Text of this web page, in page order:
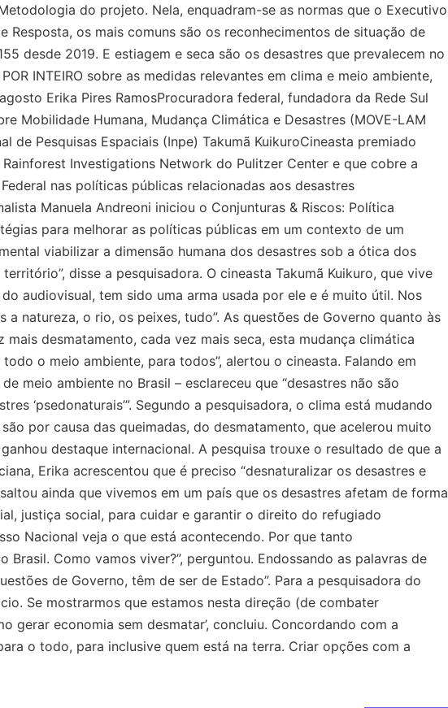
do projeto. Nela, enquadram-se as normas que o Executivo
os mais comuns são os reconhecimentos de situação de
desde 2019. E estiagem e seca são os desastres que prevalecem no
INTEIRO sobre as medidas relevantes em clima e meio ambiente,
Erika Pires RamosProcuradora federal, fundadora da Rede Sul
Mobilidade Humana, Mudança Climática e Desastres (MOVE-LAM
Pesquisas Espaciais (Inpe) Takumã KuikuroCineasta premiado
Investigations Network do Pulitzer Center e que cobre a
nas políticas públicas relacionadas aos desastres
Manuela Andreoni iniciou o Conjunturas & Riscos: Política
para melhorar as políticas públicas em um contexto de um
viabilizar a dimensão humana dos desastres sob a ótica dos
disse a pesquisadora. O cineasta Takumã Kuikuro, que vive
audiovisual, tem sido uma arma usada por ele e é muito útil. Nos
natureza, o rio, os peixes, tudo”. As questões de Governo quanto às
desmatamento, cada vez mais seca, esta mudança climática
o meio ambiente, para todos”, alertou o cineasta. Falando em
meio ambiente no Brasil – esclareceu que “desastres não são
‘psedonaturais’”. Segundo a pesquisadora, o clima está mudando
por causa das queimadas, do desmatamento, que acelerou muito
destaque internacional. A pesquisa trouxe o resultado de que a
Erika acrescentou que é preciso “desnaturalizar os desastres e
ainda que vivemos em um país que os desastres afetam de forma
justiça social, para cuidar e garantir o direito do refugiado
Nacional veja o que está acontecendo. Por que tanto
Como vamos viver?”, perguntou. Endossando as palavras de
de Governo, têm de ser de Estado”. Para a pesquisadora do
Se mostrarmos que estamos nesta direção (de combater
gerar economia sem desmatar’, concluiu. Concordando com a
o todo, para inclusive quem está na terra. Criar opções com a